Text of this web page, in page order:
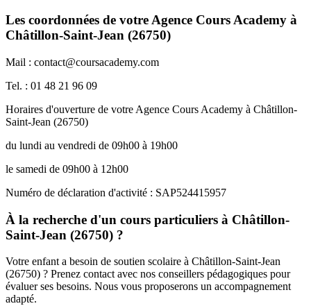
Les coordonnées de votre Agence Cours Academy à
Châtillon-Saint-Jean (26750)
Mail : contact@coursacademy.com
Tel. : 01 48 21 96 09
Horaires d'ouverture de votre Agence Cours Academy à Châtillon-
Saint-Jean (26750)
du lundi au vendredi de 09h00 à 19h00
le samedi de 09h00 à 12h00
Numéro de déclaration d'activité : SAP524415957
À la recherche d'un cours particuliers à Châtillon-
Saint-Jean (26750) ?
Votre enfant a besoin de soutien scolaire à Châtillon-Saint-Jean
(26750) ? Prenez contact avec nos conseillers pédagogiques pour
évaluer ses besoins. Nous vous proposerons un accompagnement
adapté.